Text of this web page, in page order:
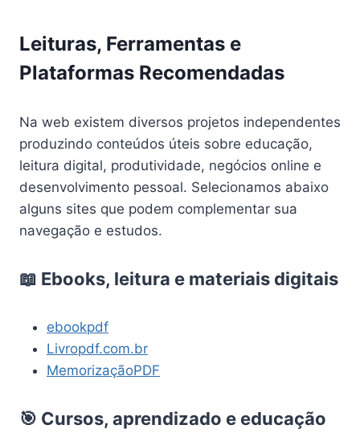
Leituras, Ferramentas e
Plataformas Recomendadas
Na web existem diversos projetos independentes
produzindo conteúdos úteis sobre educação,
leitura digital, produtividade, negócios online e
desenvolvimento pessoal. Selecionamos abaixo
alguns sites que podem complementar sua
navegação e estudos.
📖 Ebooks, leitura e materiais digitais
ebookpdf
Livropdf.com.br
MemorizaçãoPDF
🎯 Cursos, aprendizado e educação